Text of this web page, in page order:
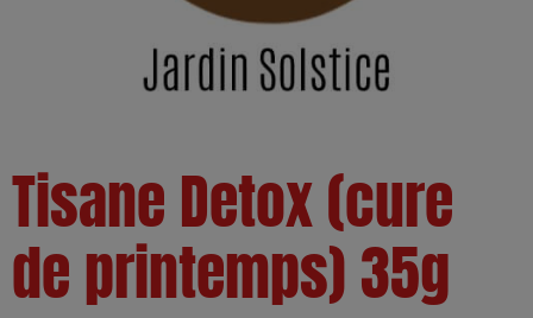
Tisane Detox (cure
de printemps) 35g